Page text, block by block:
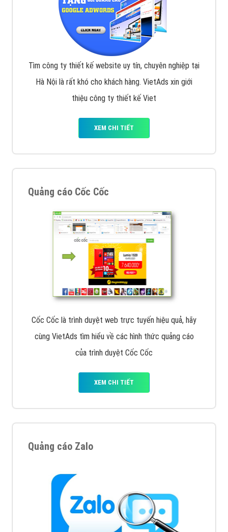
Tìm công ty thiết kế website uy tín, chuyên nghiệp tại
Hà Nội là rất khó cho khách hàng. VietAds xin giới
thiệu công ty thiết kế Viet
XEM CHI TIẾT
Quảng cáo Cốc Cốc
Cốc Cốc là trình duyệt web trực tuyến hiệu quả, hãy
cùng VietAds tìm hiểu về các hình thức quảng cáo
của trình duyệt Cốc Cốc
XEM CHI TIẾT
Quảng cáo Zalo